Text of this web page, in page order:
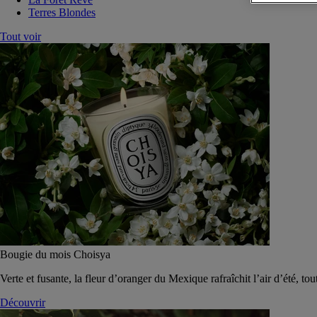
Terres Blondes
Tout voir
Bougie du mois Choisya
Verte et fusante, la fleur d’oranger du Mexique rafraîchit l’air d’été,
Découvrir